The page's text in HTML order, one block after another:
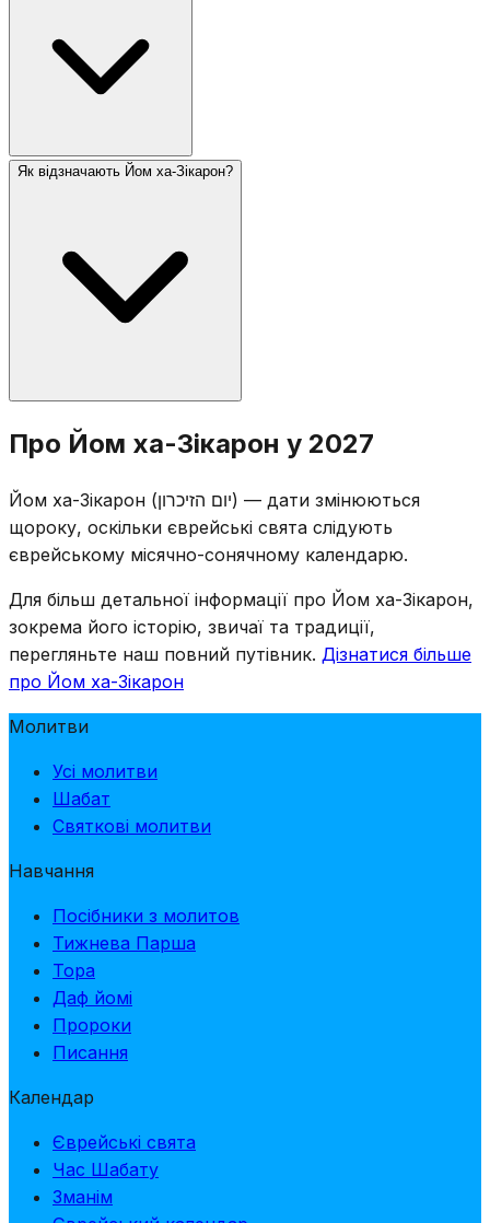
Одновхилинна сирена лунає о 20:00 напередодні, а
дводвихлинна — о 11:00 наступного дня, протягом
якої вся країна стоїть у тиші.
Як відзначають Йом ха-Зікарон?
Поминальні церемонії проводяться на військових
цвинтарях по всьому Ізраїлю, і родини відвідують
могили загиблих солдатів. Розважальні заклади
закриті за законом, а телебачення та радіо
транслюють поминальні програми. День
відзначається урочистими зборами, зачитуванням
імен загиблих та запалюванням поминальних свічок.
Про Йом ха-Зікарон у 2027
Йом ха-Зікарон (יום הזיכרון) — дати змінюються
щороку, оскільки єврейські свята слідують
єврейському місячно-сонячному календарю.
Для більш детальної інформації про Йом ха-Зікарон,
зокрема його історію, звичаї та традиції,
перегляньте наш повний путівник. Дізнатися більше
про Йом ха-Зікарон
Молитви
Усі молитви
Шабат
Святкові молитви
Навчання
Посібники з молитов
Тижнева Парша
Тора
Даф йомі
Пророки
Писання
Календар
Єврейські свята
Час Шабату
Зманім